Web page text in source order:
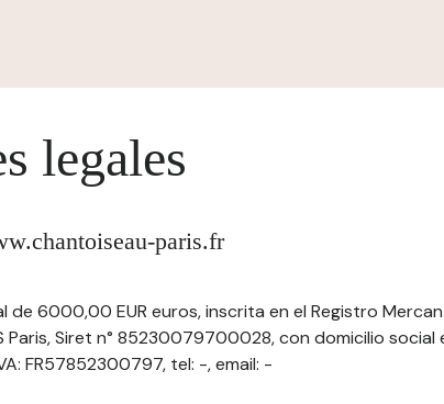
legales
paris.fr
de 6000,00 EUR euros, inscrita en el Registro
Paris, Siret n° 85230079700028, con domicilio social
FR57852300797, tel: -, email: -